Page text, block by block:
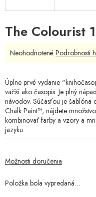
The Colourist 1
Možnosti doručenia
Položka bola vypredaná…
Úplne prvé vydanie
väčší ako časopis. Je plný
návodov. Súčasťou je šablóna
Chalk Paint™, nájdete
kombinovať farby a vzory a
jazyku.
Priemerné
je
0,0
z
5
hviezdičiek.
Neohodnotené Podrobnosti